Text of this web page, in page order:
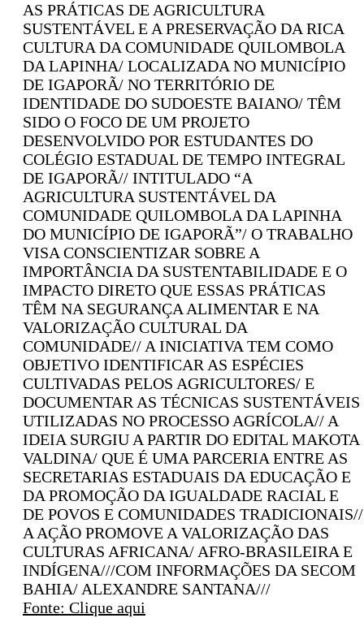
AS PRÁTICAS DE AGRICULTURA
SUSTENTÁVEL E A PRESERVAÇÃO DA RICA
CULTURA DA COMUNIDADE QUILOMBOLA
DA LAPINHA/ LOCALIZADA NO MUNICÍPIO
DE IGAPORÃ/ NO TERRITÓRIO DE
IDENTIDADE DO SUDOESTE BAIANO/ TÊM
SIDO O FOCO DE UM PROJETO
DESENVOLVIDO POR ESTUDANTES DO
COLÉGIO ESTADUAL DE TEMPO INTEGRAL
DE IGAPORÃ// INTITULADO “A
AGRICULTURA SUSTENTÁVEL DA
COMUNIDADE QUILOMBOLA DA LAPINHA
DO MUNICÍPIO DE IGAPORÃ”/ O TRABALHO
VISA CONSCIENTIZAR SOBRE A
IMPORTÂNCIA DA SUSTENTABILIDADE E O
IMPACTO DIRETO QUE ESSAS PRÁTICAS
TÊM NA SEGURANÇA ALIMENTAR E NA
VALORIZAÇÃO CULTURAL DA
COMUNIDADE// A INICIATIVA TEM COMO
OBJETIVO IDENTIFICAR AS ESPÉCIES
CULTIVADAS PELOS AGRICULTORES/ E
DOCUMENTAR AS TÉCNICAS SUSTENTÁVEIS
UTILIZADAS NO PROCESSO AGRÍCOLA// A
IDEIA SURGIU A PARTIR DO EDITAL MAKOTA
VALDINA/ QUE É UMA PARCERIA ENTRE AS
SECRETARIAS ESTADUAIS DA EDUCAÇÃO E
DA PROMOÇÃO DA IGUALDADE RACIAL E
DE POVOS E COMUNIDADES TRADICIONAIS//
A AÇÃO PROMOVE A VALORIZAÇÃO DAS
CULTURAS AFRICANA/ AFRO-BRASILEIRA E
INDÍGENA///COM INFORMAÇÕES DA SECOM
BAHIA/ ALEXANDRE SANTANA///
Fonte: Clique aqui